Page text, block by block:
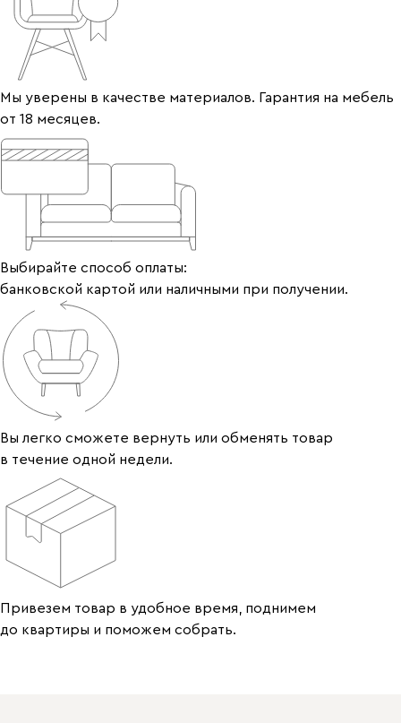
Мы уверены в качестве материалов. Гарантия на мебель
от 18 месяцев.
Выбирайте способ оплаты:
банковской картой или наличными при получении.
Вы легко сможете вернуть или обменять товар
в течение одной недели.
Привезем товар в удобное время, поднимем
до квартиры и поможем собрать.